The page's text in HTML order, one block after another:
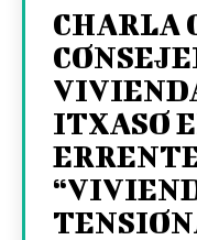
CHARLA
ITXASO